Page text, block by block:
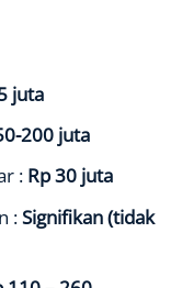
juta
200 juta
: Rp 30 juta
:Signifikan (tidak